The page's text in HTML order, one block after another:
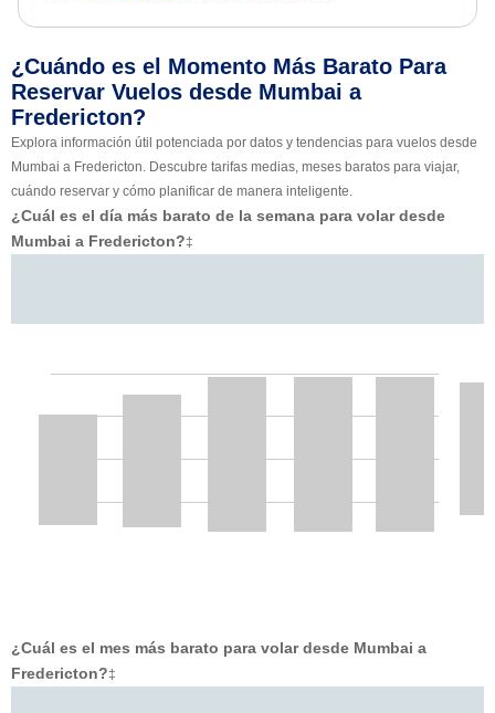
¿Cuándo es el Momento Más Barato Para
Reservar Vuelos desde Mumbai a
Fredericton?
Explora información útil potenciada por datos y tendencias para vuelos desde
Mumbai a Fredericton. Descubre tarifas medias, meses baratos para viajar,
cuándo reservar y cómo planificar de manera inteligente.
¿Cuál es el día más barato de la semana para volar desde
Mumbai a Fredericton?‡
¿Cuál es el mes más barato para volar desde Mumbai a
Fredericton?‡